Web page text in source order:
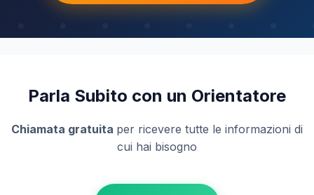
Parla Subito con un Orientatore
Chiamata gratuita per ricevere tutte le informazioni di
cui hai bisogno